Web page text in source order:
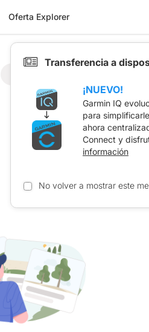
Oferta Explorer
Transferencia a
¡NUEVO!
Garmin IQ
para
ahora
Connect y
información
No volver a mostrar este